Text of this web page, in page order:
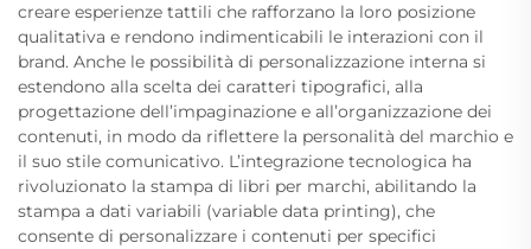
creare esperienze tattili che rafforzano la loro posizione
qualitativa e rendono indimenticabili le interazioni con il
brand. Anche le possibilità di personalizzazione interna si
estendono alla scelta dei caratteri tipografici, alla
progettazione dell’impaginazione e all’organizzazione dei
contenuti, in modo da riflettere la personalità del marchio e
il suo stile comunicativo. L’integrazione tecnologica ha
rivoluzionato la stampa di libri per marchi, abilitando la
stampa a dati variabili (variable data printing), che
consente di personalizzare i contenuti per specifici